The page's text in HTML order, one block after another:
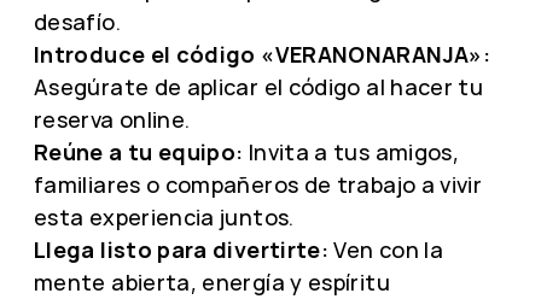
desafío.
Introduce el código «VERANONARANJA»:
Asegúrate de aplicar el código al hacer tu
reserva online.
Reúne a tu equipo: Invita a tus amigos,
familiares o compañeros de trabajo a vivir
esta experiencia juntos.
Llega listo para divertirte: Ven con la
mente abierta, energía y espíritu